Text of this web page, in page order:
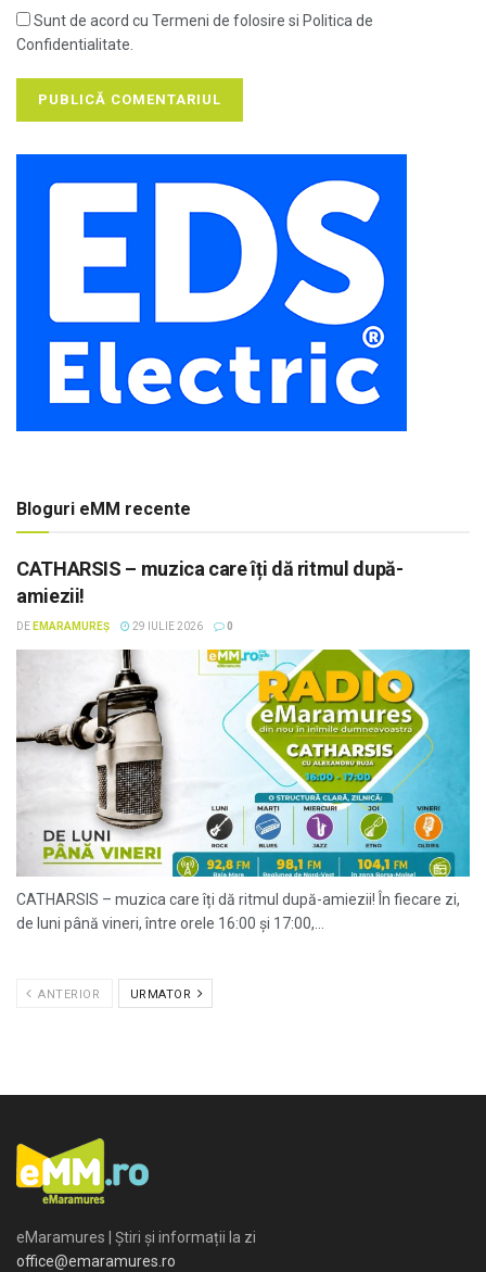
Sunt de acord cu Termeni de folosire si Politica de
Confidentialitate.
Bloguri eMM recente
CATHARSIS – muzica care îți dă ritmul după-
amiezii!
DE EMARAMUREȘ 29 IULIE 2026 0
CATHARSIS – muzica care îți dă ritmul după-amiezii! În fiecare zi,
de luni până vineri, între orele 16:00 și 17:00,...
ANTERIOR URMATOR
eMaramures | Știri și informații la zi
office@emaramures.ro